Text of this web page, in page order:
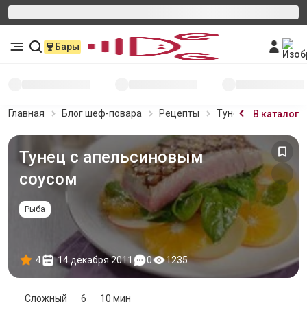
Бары
Главная Блог шеф-повара Рецепты Тунец сВ каталог
Тунец с апельсиновым
соусом
Рыба
4 14 декабря 2011 0 1235
Сложный 6 10 мин